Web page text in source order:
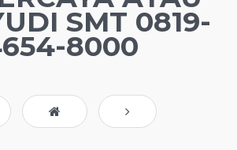
SMT 0819-
8000